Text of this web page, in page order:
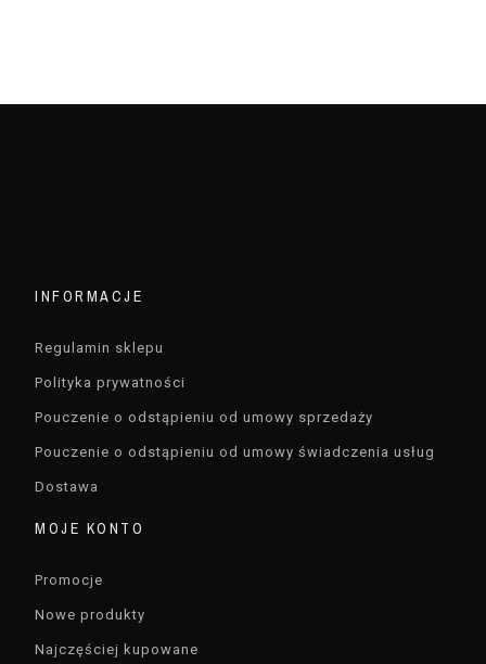
INFORMACJE
Regulamin sklepu
Polityka prywatności
Pouczenie o odstąpieniu od umowy sprzedaży
Pouczenie o odstąpieniu od umowy świadczenia usług
Dostawa
MOJE KONTO
Promocje
Nowe produkty
Najczęściej kupowane